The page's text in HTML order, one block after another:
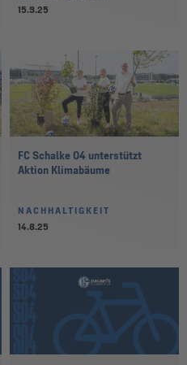
15.9.25
FC Schalke 04 unterstützt
Aktion Klimabäume
NACHHALTIGKEIT
14.8.25